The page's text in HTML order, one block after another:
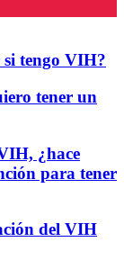
tengo VIH?
tener un
¿hace
para tener
del VIH